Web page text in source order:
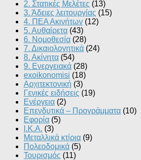
2. Στατικές Μελέτες (13)
3. Άδειες λειτουργίας (15)
4. ΠΕΑ Ακινήτων (12)
5. Αυθαίρετα (43)
6. Νομοθεσία (28)
7. Δικαιολογητικά (24)
8. Ακίνητα (54)
9. Ενεργειακά (28)
exoikonomisi (18)
Αρχιτεκτονική (3)
Γενικές ειδήσεις (19)
Ενέργεια (2)
Επενδυτικά – Προγράμματα (10)
Εφορία (5)
Ι.Κ.Α. (3)
Μεταλλικά κτίρια (9)
Πολεοδομικά (5)
Τουρισμός (11)